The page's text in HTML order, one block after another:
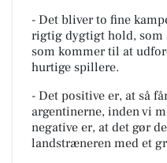
- Det bliver to fine
rigtig dygtigt hold, som
som kommer til at
hurtige spillere.
- Det positive er, at så
argentinerne, inden vi
negative er, at det gør
landstræneren med et